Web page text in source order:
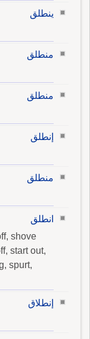
ينطلق
منطلق
منطلق
إنطلق
منطلق
انطلق
shove
start out,
spurt,
إنطلاق